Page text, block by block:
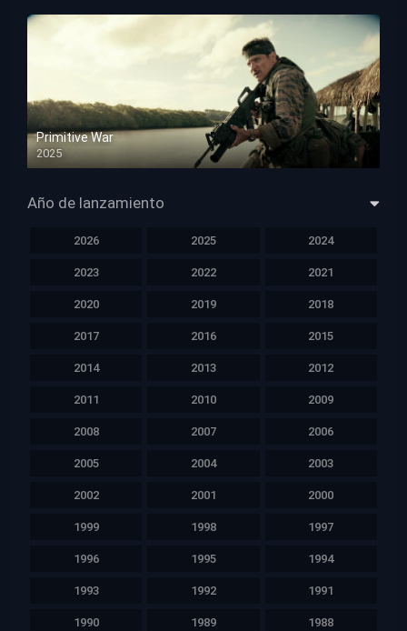
Primitive War
2025
HD 1080p
Año de lanzamiento
2026 2025 2024
2023 2022 2021
2020 2019 2018
2017 2016 2015
2014 2013 2012
2011 2010 2009
2008 2007 2006
2005 2004 2003
2002 2001 2000
1999 1998 1997
1996 1995 1994
1993 1992 1991
1990 1989 1988